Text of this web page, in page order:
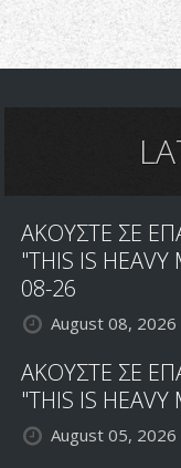
ΑΚΟΥΣΤΕ ΣΕ
"THIS IS
08-26
August 08, 2026
ΑΚΟΥΣΤΕ ΣΕ
"THIS IS
August 05, 2026